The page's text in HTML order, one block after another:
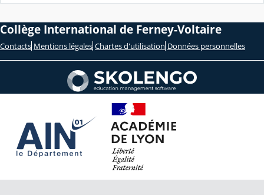
Collège International de Ferney-Voltaire
Contacts Mentions légales Chartes d'utilisation Données personnelles